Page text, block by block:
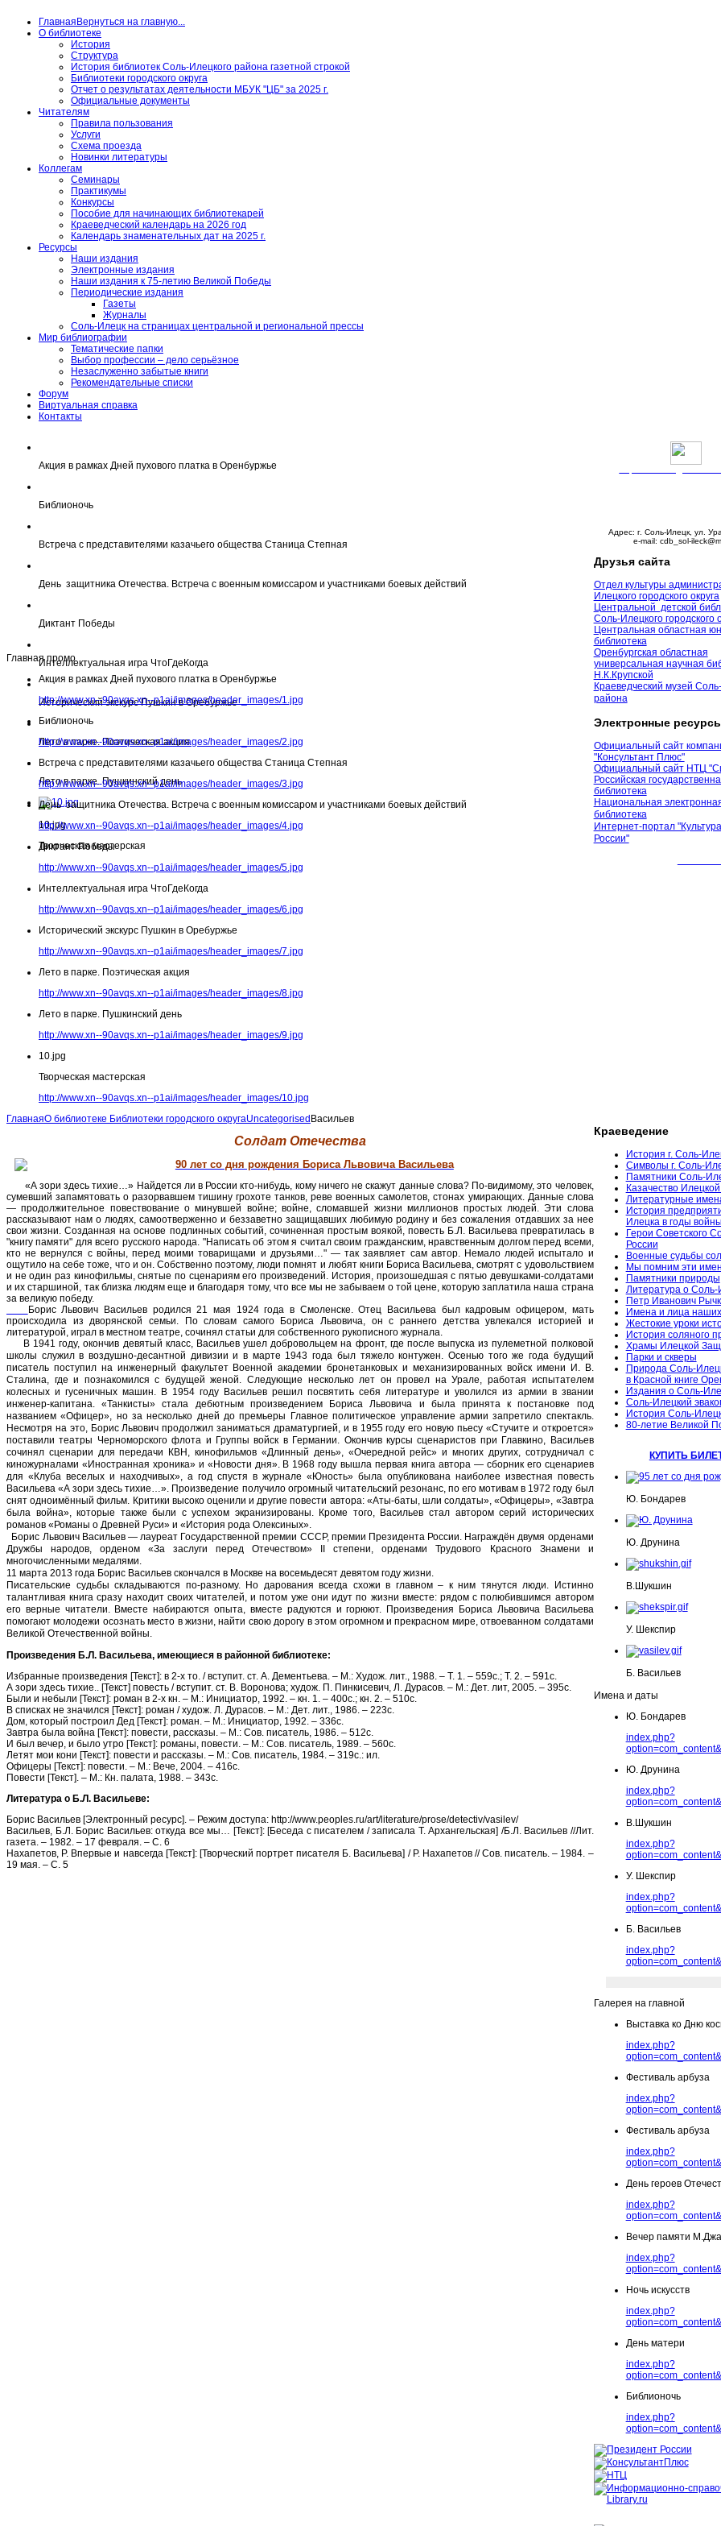
Главная Вернуться на главную...
О библиотеке
История
Структура
История библиотек Соль-Илецкого района газетной строкой
Библиотеки городского округа
Отчет о результатах деятельности МБУК "ЦБ" за 2025 г.
Официальные документы
Читателям
Правила пользования
Услуги
Схема проезда
Новинки литературы
Коллегам
Семинары
Практикумы
Конкурсы
Пособие для начинающих библиотекарей
Краеведческий календарь на 2026 год
Календарь знаменательных дат на 2025 г.
Ресурсы
Наши издания
Электронные издания
Наши издания к 75-летию Великой Победы
Периодические издания
Газеты
Журналы
Соль-Илецк на страницах центральной и региональной прессы
Мир библиографии
Тематические папки
Выбор профессии – дело серьёзное
Незаслуженно забытые книги
Рекомендательные списки
Форум
Виртуальная справка
Контакты
Акция в рамках Дней пухового платка в Оренбуржье
Библионочь
Встреча с представителями казачьего общества Станица Степная
День защитника Отечества. Встреча с военным комиссаром и участниками боевых действий
Диктант Победы
Интеллектуальная игра ЧтоГдеКогда
Исторический экскурс Пушкин в Оребуржье
Лето в парке. Поэтическая акция
Лето в парке. Пушкинский день
10.jpg
Творческая мастерская
Главная промо
Акция в рамках Дней пухового платка в Оренбуржье
http://www.xn--90avqs.xn--p1ai/images/header_images/1.jpg
Библионочь
http://www.xn--90avqs.xn--p1ai/images/header_images/2.jpg
Встреча с представителями казачьего общества Станица Степная
http://www.xn--90avqs.xn--p1ai/images/header_images/3.jpg
День защитника Отечества. Встреча с военным комиссаром и участниками боевых действий
http://www.xn--90avqs.xn--p1ai/images/header_images/4.jpg
Диктант Победы
http://www.xn--90avqs.xn--p1ai/images/header_images/5.jpg
Интеллектуальная игра ЧтоГдеКогда
http://www.xn--90avqs.xn--p1ai/images/header_images/6.jpg
Исторический экскурс Пушкин в Оребуржье
http://www.xn--90avqs.xn--p1ai/images/header_images/7.jpg
Лето в парке. Поэтическая акция
http://www.xn--90avqs.xn--p1ai/images/header_images/8.jpg
Лето в парке. Пушкинский день
http://www.xn--90avqs.xn--p1ai/images/header_images/9.jpg
10.jpg
Творческая мастерская
http://www.xn--90avqs.xn--p1ai/images/header_images/10.jpg
Адрес: г. Соль-Илецк, ул.
e-mail: cdb_sol-
ГлавнаяО библиотеке Библиотеки городского округаUncategorised Васильев
Солдат Отечества
90 лет со дня рождения Бориса Львовича Васильева
«А зори здесь тихие…» Найдется ли в России кто-нибудь, кому ничего не скажут данные слова? По-видимому, это человек,
сумевший запамятовать о разорвавшем тишину грохоте танков, реве военных самолетов, стонах умирающих. Данные слова
— продолжительное повествование о минувшей войне; войне, сломавшей жизни миллионов простых людей. Эти слова
рассказывают нам о людях, самоотверженно и беззаветно защищавших любимую родину и без сожаления отдавших за нее
свои жизни. Созданная на основе подлинных событий, сочиненная простым воякой, повесть Б.Л. Васильева превратилась в
"книгу памяти" для всего русского народа. "Написать об этом я считал своим гражданским, нравственным долгом перед всеми,
кто не вернулся с войны, перед моими товарищами и друзьями…" — так заявляет сам автор. Немало людей испытало и
ощутило на себе тоже, что и он. Собственно поэтому, люди помнят и любят книги Бориса Васильева, смотрят с удовольствием
и не один раз кинофильмы, снятые по сценариям его произведений. История, произошедшая с пятью девушками-солдатами
и их старшиной, так близка людям еще и благодаря тому, что все мы не забываем о той цене, которую заплатила наша страна
за великую победу.
Борис Львович Васильев родился 21 мая 1924 года в Смоленске. Отец Васильева был кадровым офицером, мать
происходила из дворянской семьи. По словам самого Бориса Львовича, он с раннего детства увлекался историей и
литературой, играл в местном театре, сочинял статьи для собственного рукописного журнала.
В 1941 году, окончив девятый класс, Васильев ушел добровольцем на фронт, где после выпуска из пулеметной полковой
школы служил в воздушно-десантной дивизии и в марте 1943 года был тяжело контужен. Осенью того же года будущий
писатель поступил на инженерный факультет Военной академии бронетанковых и механизированных войск имени И. В.
Сталина, где и познакомился с будущей женой. Следующие несколько лет он провел на Урале, работая испытателем
колесных и гусеничных машин. В 1954 году Васильев решил посвятить себя литературе и уволился из армии в звании
инженер-капитана. «Танкисты» стала дебютным произведением Бориса Львовича и была принята к постановке под
названием «Офицер», но за несколько дней до премьеры Главное политическое управление армии запретило спектакль.
Несмотря на это, Борис Львович продолжил заниматься драматургией, и в 1955 году его новую пьесу «Стучите и откроется»
поставили театры Черноморского флота и Группы войск в Германии. Окончив курсы сценаристов при Главкино, Васильев
сочинял сценарии для передачи КВН, кинофильмов «Длинный день», «Очередной рейс» и многих других, сотрудничал с
киножурналами «Иностранная хроника» и «Новости дня». В 1968 году вышла первая книга автора — сборник его сценариев
для «Клуба веселых и находчивых», а год спустя в журнале «Юность» была опубликована наиболее известная повесть
Васильева «А зори здесь тихие…». Произведение получило огромный читательский резонанс, по его мотивам в 1972 году был
снят одноимённый фильм. Критики высоко оценили и другие повести автора: «Аты-баты, шли солдаты», «Офицеры», «Завтра
была война», которые также были с успехом экранизированы. Кроме того, Васильев стал автором серий исторических
романов «Романы о Древней Руси» и «История рода Олексиных».
Борис Львович Васильев — лауреат Государственной премии СССР, премии Президента России. Награждён двумя орденами
Дружбы народов, орденом «За заслуги перед Отечеством» II степени, орденами Трудового Красного Знамени и
многочисленными медалями.
11 марта 2013 года Борис Васильев скончался в Москве на восемьдесят девятом году жизни.
Писательские судьбы складываются по-разному. Но дарования всегда схожи в главном – к ним тянутся люди. Истинно
талантливая книга сразу находит своих читателей, и потом уже они идут по жизни вместе: рядом с полюбившимся автором
его верные читатели. Вместе набираются опыта, вместе радуются и горюют. Произведения Бориса Львовича Васильева
помогают молодежи осознать место в жизни, найти свою дорогу в этом огромном и прекрасном мире, отвоеванном солдатами
Великой Отечественной войны.
Произведения Б.Л. Васильева, имеющиеся в районной библиотеке:
Избранные произведения [Текст]: в 2-х то. / вступит. ст. А. Дементьева. – М.: Худож. лит., 1988. – Т. 1. – 559с.; Т. 2. – 591с.
А зори здесь тихие.. [Текст] повесть / вступит. ст. В. Воронова; худож. П. Пинкисевич, Л. Дурасов. – М.: Дет. лит, 2005. – 395с.
Были и небыли [Текст]: роман в 2-х кн. – М.: Инициатор, 1992. – кн. 1. – 400с.; кн. 2. – 510с.
В списках не значился [Текст]: роман / худож. Л. Дурасов. – М.: Дет. лит., 1986. – 223с.
Дом, который построил Дед [Текст]: роман. – М.: Инициатор, 1992. – 336с.
Завтра была война [Текст]: повести, рассказы. – М.: Сов. писатель, 1986. – 512с.
И был вечер, и было утро [Текст]: романы, повести. – М.: Сов. писатель, 1989. – 560с.
Летят мои кони [Текст]: повести и рассказы. – М.: Сов. писатель, 1984. – 319с.: ил.
Офицеры [Текст]: повести. – М.: Вече, 2004. – 416с.
Повести [Текст]. – М.: Кн. палата, 1988. – 343с.
Литература о Б.Л. Васильеве:
Борис Васильев [Электронный ресурс]. – Режим доступа: http://www.peoples.ru/art/literature/prose/detectiv/vasilev/
Васильев, Б.Л. Борис Васильев: откуда все мы… [Текст]: [Беседа с писателем / записала Т. Архангельская] /Б.Л. Васильев //Лит.
газета. – 1982. – 17 февраля. – С. 6
Нахапетов, Р. Впервые и навсегда [Текст]: [Творческий портрет писателя Б. Васильева] / Р. Нахапетов // Сов. писатель. – 1984. –
19 мая. – С. 5
Краеведение
История г. Соль-
Символы г. Соль-
Памятники Соль-
Казачество
Литературные
История
Илецка в годы войны
Герои Советского
России
Военные судьбы
Мы помним эти
Памятники природы
Литература о Соль-
Петр Иванович
Имена и лица
Жестокие уроки
История соляного
Храмы Илецкой
Парки и скверы
Природа Соль-
в Красной книге
Издания о Соль-
Соль-Илецкий
История Соль-
80-летие Великой
КУПИТЬ
Ю. Бондарев
Ю. Друнина
В.Шукшин
У. Шекспир
Б. Васильев
Имена и даты
Ю. Бондарев
index.php?
Ю. Друнина
index.php?
В.Шукшин
index.php?
У. Шекспир
index.php?
Б. Васильев
index.php?
Галерея на главной
Выставка ко Дню
index.php?
Фестиваль арбуза
index.php?
Фестиваль арбуза
index.php?
День героев
index.php?
Вечер памяти
index.php?
Ночь искусств
index.php?
День матери
index.php?
Библионочь
index.php?
Друзья сайта
Отдел культуры
Илецкого городского округа
Центральной детской
Соль-Илецкого городского
Центральная областная
библиотека
Оренбургская областная
универсальная научная
Н.К.Крупской
Краеведческий музей
района
Электронные
Официальный сайт
"Консультант Плюс"
Официальный сайт НТЦ
Российская
библиотека
Национальная
библиотека
Интернет-портал
России"